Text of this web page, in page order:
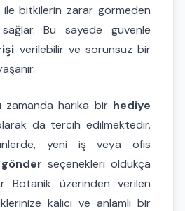
bitkilerin zarar görmeden
Bu sayede güvenle
verilebilir ve sorunsuz bir
zamanda harika bir hediye
da tercih edilmektedir.
yeni iş veya ofis
seçenekleri oldukça
Botanik üzerinden verilen
kalıcı ve anlamlı bir